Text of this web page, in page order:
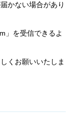
かない場合があり
」を受信できるよ
くお願いいたしま